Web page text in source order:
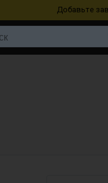
Добавьте